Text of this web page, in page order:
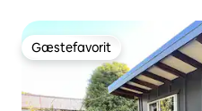
Gæstefavorit
Gæstefavorit